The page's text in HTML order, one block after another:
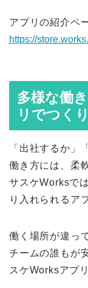
アプリの紹介ペ
https://
多様な働
リでつく
「出社するか」
働き方には、柔
サスケWorksで
り入れられるア
働く場所が違っ
チームの誰もが
スケWorksアプ